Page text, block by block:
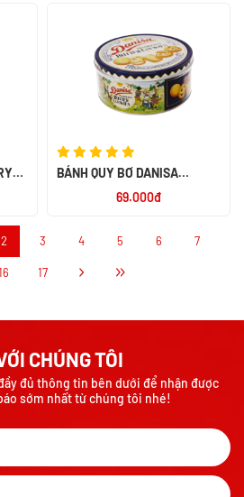
BÁNH QUY BƠ DANISA
INDONESIA69.000đ
2 3 4 5 6 7
17
CHÚNG TÔI
đủ thông tin bên dưới để nhận được
sớm nhất từ chúng tôi nhé!